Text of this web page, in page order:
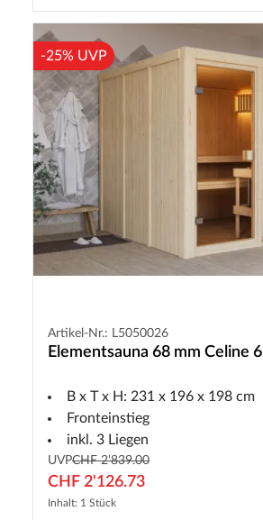
-25% UVP
Artikel-Nr.: L5050026
Elementsauna 68 mm Celine 6
B x T x H: 231 x 196 x 198 cm
Fronteinstieg
inkl. 3 Liegen
UVPCHF 2'839.00
CHF 2'126.73
Inhalt: 1 Stück